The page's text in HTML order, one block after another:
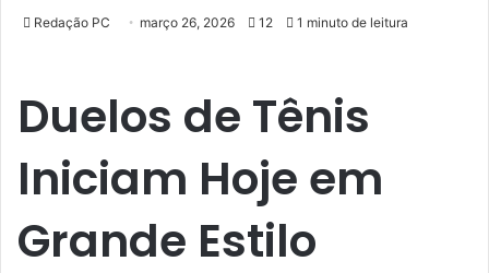
Redação PC março 26, 2026 12 1 minuto de leitura
Duelos de Tênis
Iniciam Hoje em
Grande Estilo